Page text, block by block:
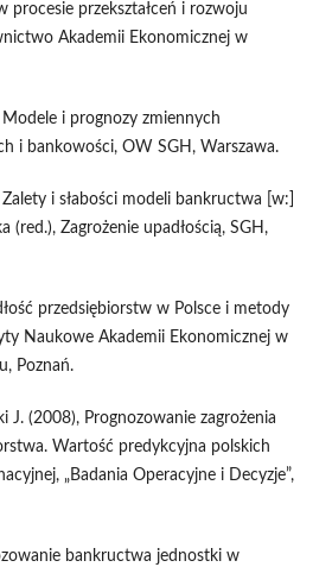
procesie przekształceń i rozwoju
Akademii Ekonomicznej w
i prognozy zmiennych
i bankowości, OW SGH, Warszawa.
i słabości modeli bankructwa [w:]
(red.), Zagrożenie upadłością, SGH,
przedsiębiorstw w Polsce i metody
Naukowe Akademii Ekonomicznej w
Poznań.
J. (2008), Prognozowanie zagrożenia
Wartość predykcyjna polskich
„Badania Operacyjne i Decyzje”,
bankructwa jednostki w